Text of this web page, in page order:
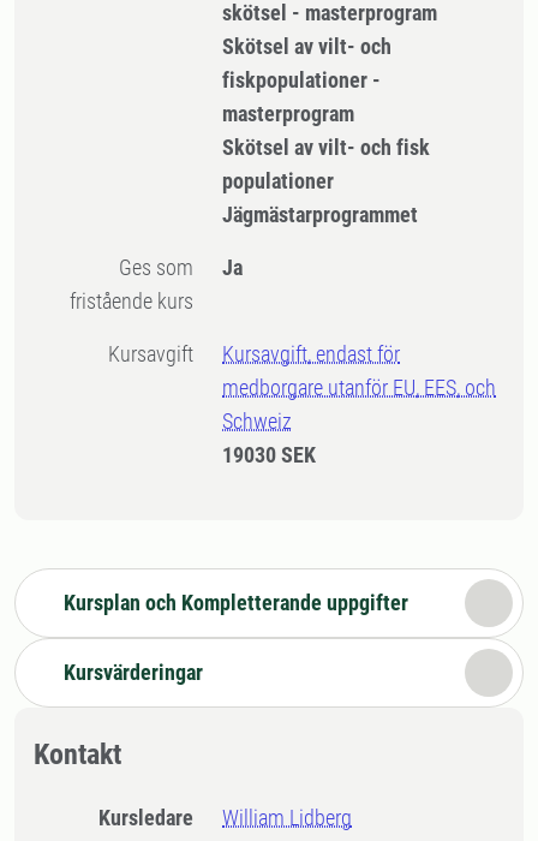
skötsel - masterprogram
Skötsel av vilt- och
fiskpopulationer -
masterprogram
Skötsel av vilt- och fisk
populationer
Jägmästarprogrammet
Ges som
fristående kurs
Ja
Kursavgift
Kursavgift, endast för
medborgare utanför EU, EES, och
Schweiz
19030 SEK
Kursplan och Kompletterande uppgifter
Kursvärderingar
Kontakt
Kursledare William Lidberg